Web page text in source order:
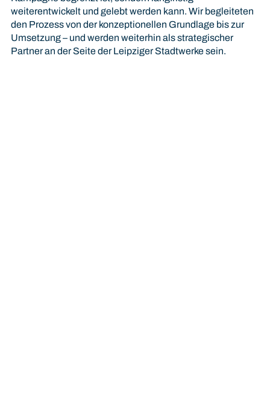
weiterentwickelt und gelebt werden kann. Wir begleiteten
den Prozess von der konzeptionellen Grundlage bis zur
Umsetzung – und werden weiterhin als strategischer
Partner an der Seite der Leipziger Stadtwerke sein.